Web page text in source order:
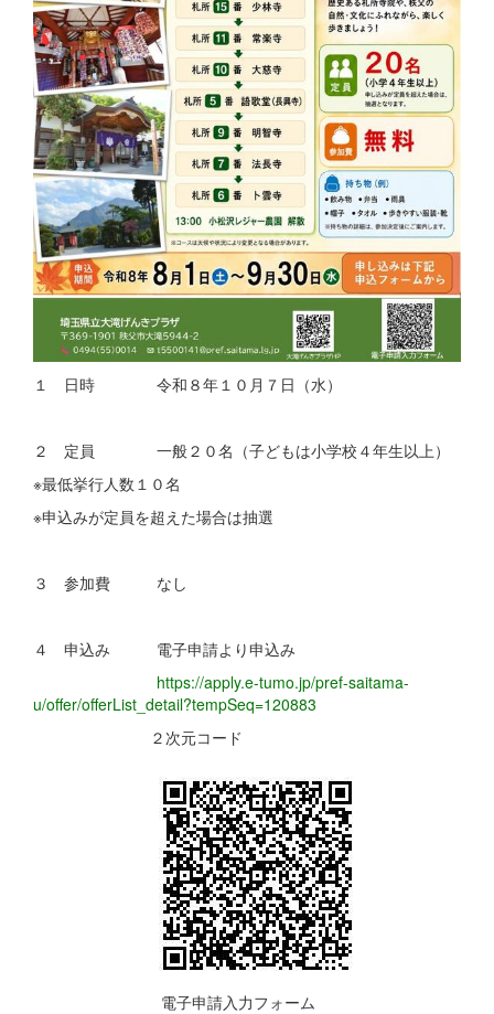
１ 日時 令和８年１０月７日（水）
２ 定員 一般２０名（子どもは小学校４年生以上）
※最低挙行人数１０名
※申込みが定員を超えた場合は抽選
３ 参加費 なし
４ 申込み 電子申請より申込み
https://apply.e-tumo.jp/pref-saitama-
u/offer/offerList_detail?tempSeq=120883
２次元コード
電子申請入力フォーム